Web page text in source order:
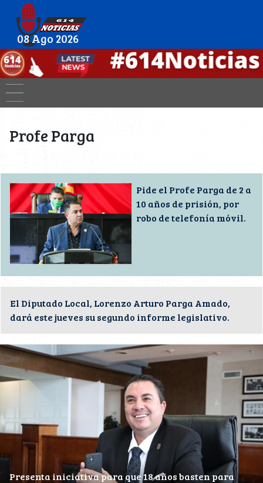
08 Ago 2026
Profe Parga
Pide el Profe Parga de 2 a
10 años de prisión, por
robo de telefonía móvil.
El Diputado Local, Lorenzo Arturo Parga Amado,
dará este jueves su segundo informe legislativo.
Presenta iniciativa para que 18 años basten para